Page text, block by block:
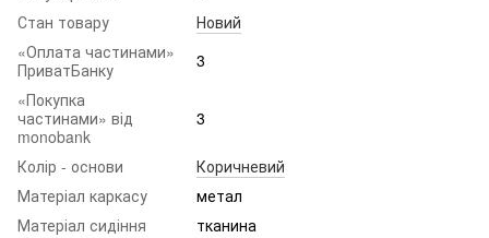
Стан товару
Новий
«Оплата частинами»
ПриватБанку
3
«Покупка
частинами» від
monobank
3
Колір - основи
Коричневий
Матеріал каркасу
метал
Матеріал сидіння
тканина